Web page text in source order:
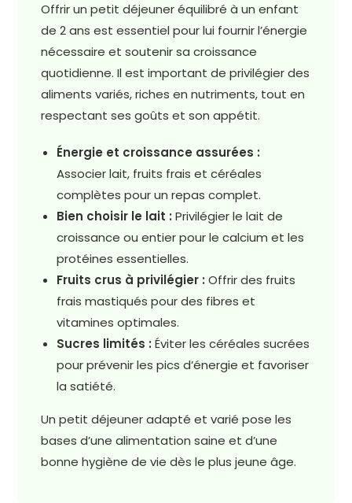
Offrir un petit déjeuner équilibré à un enfant
de 2 ans est essentiel pour lui fournir l’énergie
nécessaire et soutenir sa croissance
quotidienne. Il est important de privilégier des
aliments variés, riches en nutriments, tout en
respectant ses goûts et son appétit.
Énergie et croissance assurées :
Associer lait, fruits frais et céréales
complètes pour un repas complet.
Bien choisir le lait : Privilégier le lait de
croissance ou entier pour le calcium et les
protéines essentielles.
Fruits crus à privilégier : Offrir des fruits
frais mastiqués pour des fibres et
vitamines optimales.
Sucres limités : Éviter les céréales sucrées
pour prévenir les pics d’énergie et favoriser
la satiété.
Un petit déjeuner adapté et varié pose les
bases d’une alimentation saine et d’une
bonne hygiène de vie dès le plus jeune âge.